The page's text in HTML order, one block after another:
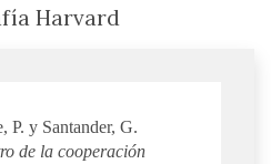
Harvard
P. y Santander, G.
de la cooperación